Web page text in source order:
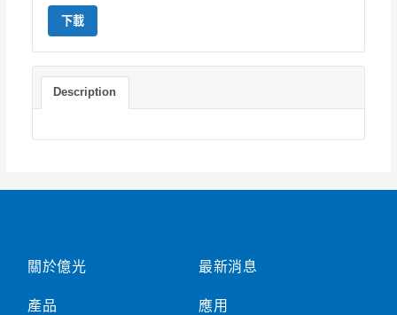
下載
Description
關於億光
產品
最新消息
應用